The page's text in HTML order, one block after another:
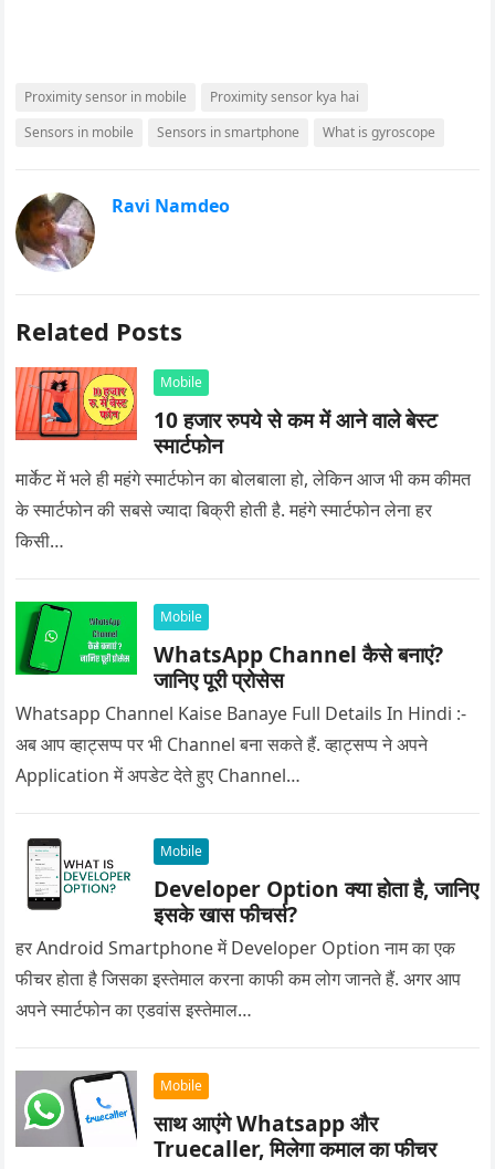
Proximity sensor in mobile
Proximity sensor kya hai
Sensors in mobile
Sensors in smartphone What is gyroscope
Ravi Namdeo
Related Posts
Mobile
10 हजार रुपये से कम में आने वाले बेस्ट
स्मार्टफोन
मार्केट में भले ही महंगे स्मार्टफोन का बोलबाला हो, लेकिन आज भी कम कीमत
के स्मार्टफोन की सबसे ज्यादा बिक्री होती है. महंगे स्मार्टफोन लेना हर
किसी…
Mobile
WhatsApp Channel कैसे बनाएं?
जानिए पूरी प्रोसेस
Whatsapp Channel Kaise Banaye Full Details In Hindi :-
अब आप व्हाट्सप्प पर भी Channel बना सकते हैं. व्हाट्सप्प ने अपने
Application में अपडेट देते हुए Channel…
Mobile
Developer Option क्या होता है, जानिए
इसके खास फीचर्स?
हर Android Smartphone में Developer Option नाम का एक
फीचर होता है जिसका इस्तेमाल करना काफी कम लोग जानते हैं. अगर आप
अपने स्मार्टफोन का एडवांस इस्तेमाल…
Mobile
साथ आएंगे Whatsapp और
Truecaller, मिलेगा कमाल का फीचर